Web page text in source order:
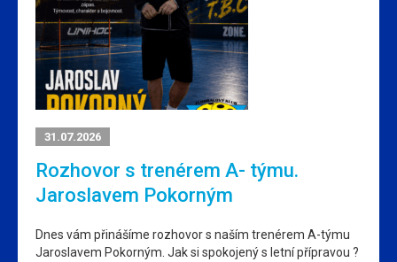
31.07.2026
Rozhovor s trenérem A- týmu.
Jaroslavem Pokorným
Dnes vám přinášíme rozhovor s naším trenérem A-týmu
Jaroslavem Pokorným. Jak si spokojený s letní přípravou ?